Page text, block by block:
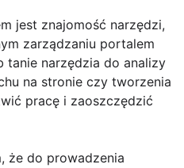
jest znajomość narzędzi,
zarządzaniu portalem
tanie narzędzia do analizy
na stronie czy tworzenia
pracę i zaoszczędzić
że do prowadzenia